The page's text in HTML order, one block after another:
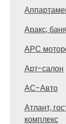
Аракс,
АРС
Арт-салон
АС-Авто
Атлант,
комплекс